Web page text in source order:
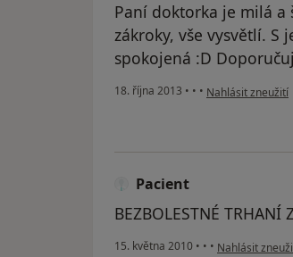
Paní doktorka je milá
zákroky, vše vysvětlí.
spokojená :D
18. října 2013 • • • podle názoru
Nahlásit zneužití
Pacient
BEZBOLESTNÉ TRHANÍ
15. května 2010 • • • podle názoru
Nahlásit